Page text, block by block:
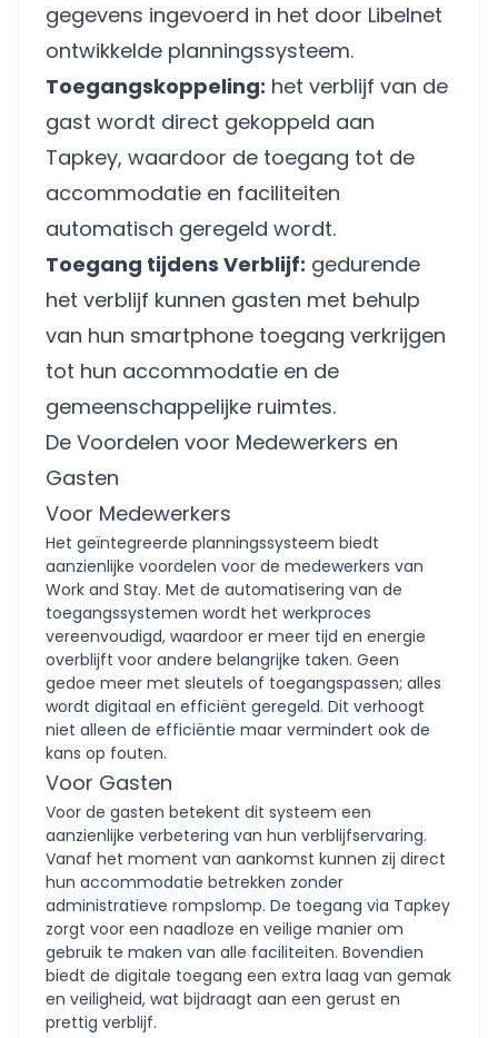
gegevens ingevoerd in het door Libelnet
ontwikkelde planningssysteem.
Toegangskoppeling: het verblijf van de
gast wordt direct gekoppeld aan
Tapkey, waardoor de toegang tot de
accommodatie en faciliteiten
automatisch geregeld wordt.
Toegang tijdens Verblijf: gedurende
het verblijf kunnen gasten met behulp
van hun smartphone toegang verkrijgen
tot hun accommodatie en de
gemeenschappelijke ruimtes.
De Voordelen voor Medewerkers en
Gasten
Voor Medewerkers
Het geïntegreerde planningssysteem biedt
aanzienlijke voordelen voor de medewerkers van
Work and Stay. Met de automatisering van de
toegangssystemen wordt het werkproces
vereenvoudigd, waardoor er meer tijd en energie
overblijft voor andere belangrijke taken. Geen
gedoe meer met sleutels of toegangspassen; alles
wordt digitaal en efficiënt geregeld. Dit verhoogt
niet alleen de efficiëntie maar vermindert ook de
kans op fouten.
Voor Gasten
Voor de gasten betekent dit systeem een
aanzienlijke verbetering van hun verblijfservaring.
Vanaf het moment van aankomst kunnen zij direct
hun accommodatie betrekken zonder
administratieve rompslomp. De toegang via Tapkey
zorgt voor een naadloze en veilige manier om
gebruik te maken van alle faciliteiten. Bovendien
biedt de digitale toegang een extra laag van gemak
en veiligheid, wat bijdraagt aan een gerust en
prettig verblijf.